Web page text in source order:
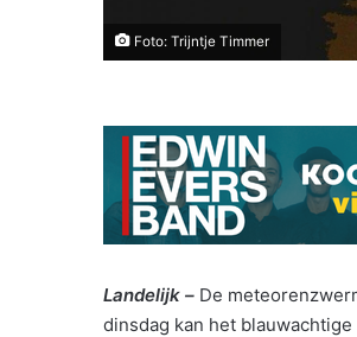
Foto: Trijntje Timmer
Landelijk – De
dinsdag kan het